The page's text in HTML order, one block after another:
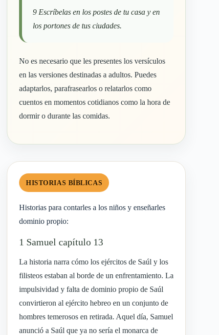
9 Escríbelas en los postes de tu casa y en
los portones de tus ciudades.
No es necesario que les presentes los versículos
en las versiones destinadas a adultos. Puedes
adaptarlos, parafrasearlos o relatarlos como
cuentos en momentos cotidianos como la hora de
dormir o durante las comidas.
HISTORIAS BÍBLICAS
Historias para contarles a los niños y enseñarles
dominio propio:
1 Samuel capítulo 13
La historia narra cómo los ejércitos de Saúl y los
filisteos estaban al borde de un enfrentamiento. La
impulsividad y falta de dominio propio de Saúl
convirtieron al ejército hebreo en un conjunto de
hombres temerosos en retirada. Aquel día, Samuel
anunció a Saúl que ya no sería el monarca de